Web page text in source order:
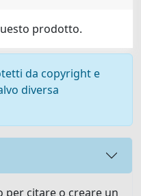
prodotto.
da copyright e
diversa
per citare o creare un